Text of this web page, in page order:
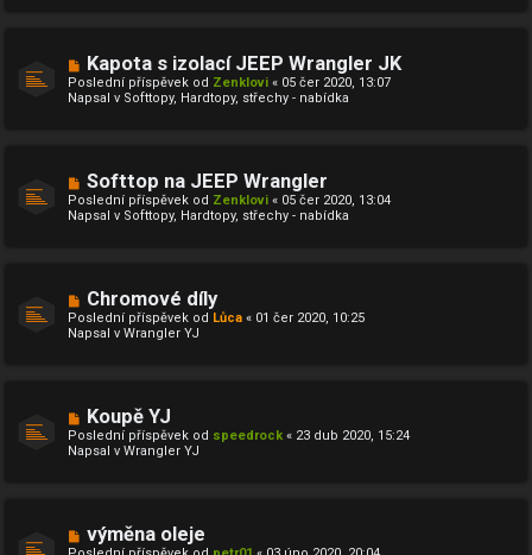
ě
v
N
o
v
ý
p
ě
v
Kapota s izolací JEEP Wrangler JK
Poslední příspěvek od Zenklovi « 05 čer 2020, 13:07
Napsal v Softtopy, Hardtopy, střechy - nabídka
N
o
v
ý
p
ě
v
Softtop na JEEP Wrangler
Poslední příspěvek od Zenklovi « 05 čer 2020, 13:04
Napsal v Softtopy, Hardtopy, střechy - nabídka
N
o
v
ý
ě
v
Chromové díly
Poslední příspěvek od Lůca « 01 čer 2020, 10:25
Napsal v Wrangler YJ
N
o
v
ý
p
ě
Koupě YJ
Poslední příspěvek od speedrock « 23 dub 2020, 15:24
Napsal v Wrangler YJ
N
o
výměna oleje